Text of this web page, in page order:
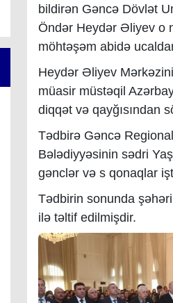
bildirən Gəncə Dövlət
Öndər Heydər Əliyev o
möhtəşəm abidə
Heydər Əliyev
müasir müstəqil
diqqət və qayğısından
Tədbirə Gəncə
Bələdiyyəsinin sədri
gənclər və s qonaqlar
Tədbirin sonunda
ilə təltif edilmişdir.